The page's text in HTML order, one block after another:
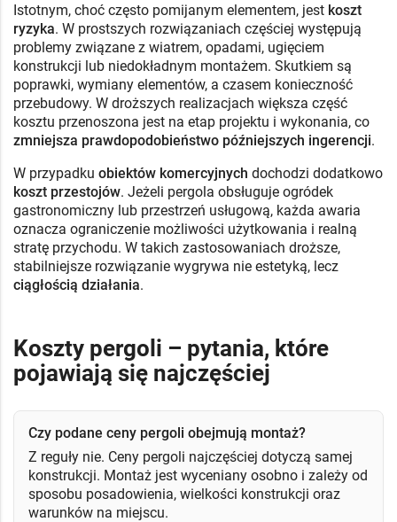
Istotnym, choć często pomijanym elementem, jest koszt
ryzyka. W prostszych rozwiązaniach częściej występują
problemy związane z wiatrem, opadami, ugięciem
konstrukcji lub niedokładnym montażem. Skutkiem są
poprawki, wymiany elementów, a czasem konieczność
przebudowy. W droższych realizacjach większa część
kosztu przenoszona jest na etap projektu i wykonania, co
zmniejsza prawdopodobieństwo późniejszych ingerencji.
W przypadku obiektów komercyjnych dochodzi dodatkowo
koszt przestojów. Jeżeli pergola obsługuje ogródek
gastronomiczny lub przestrzeń usługową, każda awaria
oznacza ograniczenie możliwości użytkowania i realną
stratę przychodu. W takich zastosowaniach droższe,
stabilniejsze rozwiązanie wygrywa nie estetyką, lecz
ciągłością działania.
Koszty pergoli – pytania, które
pojawiają się najczęściej
Czy podane ceny pergoli obejmują montaż?
Z reguły nie. Ceny pergoli najczęściej dotyczą samej
konstrukcji. Montaż jest wyceniany osobno i zależy od
sposobu posadowienia, wielkości konstrukcji oraz
warunków na miejscu.